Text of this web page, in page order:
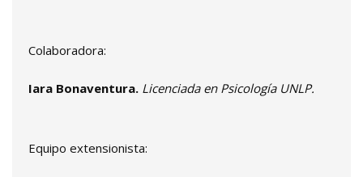
Colaboradora:
Iara Bonaventura. Licenciada en Psicología UNLP.
Equipo extensionista: